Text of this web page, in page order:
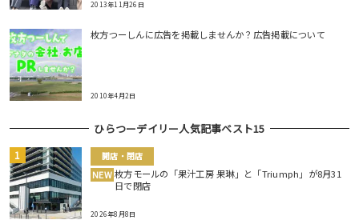
2013年11月26日
枚方つーしんに広告を掲載しませんか？広告掲載について
2010年4月2日
ひらつーデイリー人気記事ベスト15
開店・閉店
NEW 枚方モールの「果汁工房 果琳」と「Triumph」が8月31
日で閉店
2026年8月8日